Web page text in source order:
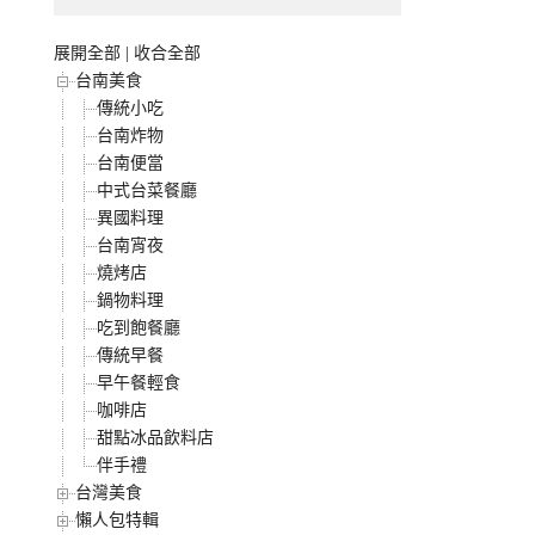
展開全部
收合全部
台南美食
傳統小吃
台南炸物
台南便當
中式台菜餐廳
異國料理
台南宵夜
燒烤店
鍋物料理
吃到飽餐廳
傳統早餐
早午餐輕食
咖啡店
甜點冰品飲料店
伴手禮
台灣美食
懶人包特輯